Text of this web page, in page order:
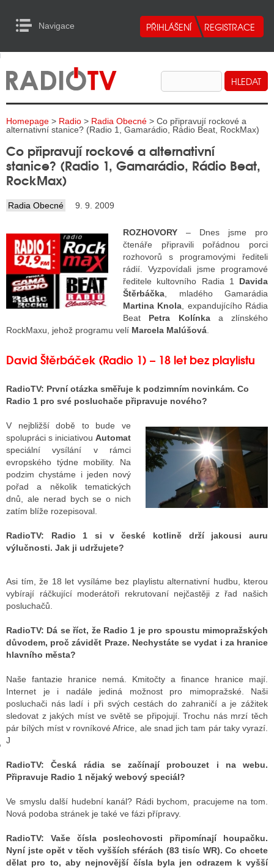
Navigace
RADIA
TELEVIZE
INTERNET
TISK
RÁDIÍ
VYSÍLAČE
VYSÍLAČE
INTERNET
RÁDIA
STRÁNKY RÁDIÍ
STRÁNKY TV
STÁT BLOGEREM
BLOGERA
DISKUTÉRA NA RADIOTV
STARŠÍCH DISKUZÍ
to Content
Homepage > Radio > Radia Obecné > Co připravují rockové a
alternativní stanice? (Radio 1, Gamarádio, Rádio Beat, RockMax)
Co připravují rockové a alternativní
stanice? (Radio 1, Gamarádio, Rádio Beat,
RockMax)
Radia Obecné 9. 9. 2009
ROZHOVORY – Dnes jsme pro
čtenáře připravili pořádnou porci
rozhovorů s programovými řediteli
rádií. Vyzpovídali jsme programové
ředitele kultovního Radia 1 Davida
Štěrbáčka , mladého Gamarádia
Martina Knola , expandujícího Rádia
Beat Petra Kolínkaa zlínského
RockMaxu, jehož programu velí Marcela Malúšová
David Štěrbáček (Radio 1) – 18 let bez playlistu
RadioTV: První otázka směřuje k podzimním novinkám. Co
Radio 1 pro své posluchače připravuje nového?
V nejbližší době to bude ve
spolupráci s iniciativou Automat
speciální vysílání v rámci
evropského týdne mobility. Na
podzim chystáme i jeden nový
pořad a několik tematických
dnů, ale nerad bych se o nich
zatím blíže rozepisoval.
RadioTV:
Radio 1 si v české kotlině drží jakousi auru
výlučnosti. Jak ji udržujete?
Asi tím, že 18 let vysíláme bez playlistu alternativní hudbu, kterou
vybírají ráčkující moderátoři rekrutovaní nejčastěji z řad našich
posluchačů.
RadioTV: Dá se říct, že Radio 1 je pro spoustu mimopražských
důvodem, proč závidět Praze. Nechystáte se vydat i za hranice
hlavního města?
Naše fantazie hranice nemá. Kmitočty a finance hranice mají.
Internet je i nadále jediná možnost pro mimopražské. Naši
posluchači nás ladí i při svých cestách do zahraničí a je zážitek
sledovat z jakých míst ve světě se připojují. Trochu nás mrzí těch
pár bílých míst v rovníkové Africe, ale snad jich tam pár taky vyrazí.
J
RadioTV:
Česká rádia se začínají probouzet i na webu.
Připravuje Radio 1 nějaký webový speciál?
Ve smyslu další hudební kanál? Rádi bychom, pracujeme na tom.
Nová podoba stránek je také ve fázi přípravy.
RadioTV:
Vaše čísla poslechovosti připomínají houpačku.
Nyní jste opět v těch vyšších sférách (83 tisíc WR). Co chcete
dělat pro to, aby nejnovější čísla byla jen odrazem k vyšší